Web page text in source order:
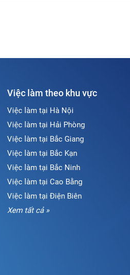
Việc làm theo khu vực
Việc làm tại Hà Nội
Việc làm tại Hải Phòng
Việc làm tại Bắc Giang
Việc làm tại Bắc Kạn
Việc làm tại Bắc Ninh
Việc làm tại Cao Bằng
Việc làm tại Điện Biên
Xem tất cả »